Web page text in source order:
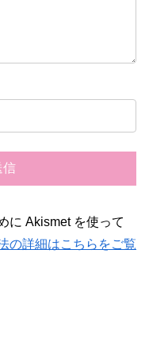
に Akismet を使って
の詳細はこちらをご覧